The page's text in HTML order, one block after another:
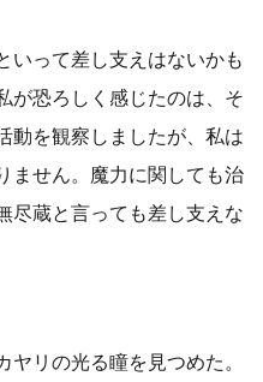
いって差し支えはないかも
が恐ろしく感じたのは、そ
動を観察しましたが、私は
ません。魔力に関しても治
尽蔵と言っても差し支えな
リの光る瞳を見つめた。